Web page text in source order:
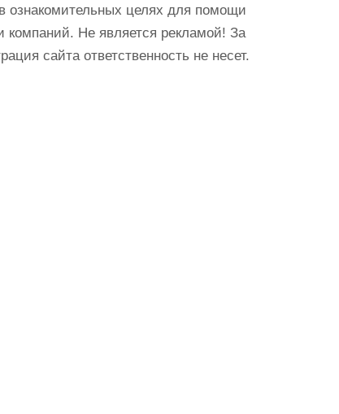
ознакомительных целях для помощи
компаний. Не является рекламой! За
сайта ответственность не несет.